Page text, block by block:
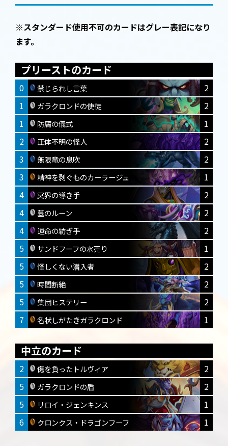
※スタンダード使用不可のカードはグレー表記になり
ます。
プリーストのカード
0 禁じられし言葉
2
1
ガラクロンドの使徒
2
1
防腐の儀式
1
2
正体不明の怪人
2
3
無限竜の息吹
2
3
精神を剥ぐものカーラージュ
1
4
冥界の導き手
2
4
墓のルーン
2
4
運命の紡ぎ手
2
5
サンドフーフの水売り
1
5
怪しくない潜入者
2
5
時間断絶
2
5
集団ヒステリー
2
7
名状しがたきガラクロンド 1
中立のカード
2 傷を負ったトルヴィア
2
5
ガラクロンドの盾
2
5
リロイ・ジェンキンス
1
6
クロンクス・ドラゴンフーフ 1